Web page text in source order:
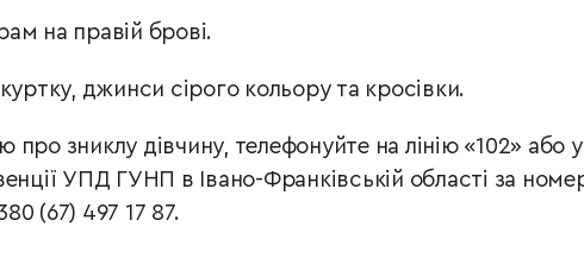
на правій брові.
джинси сірого кольору та кросівки.
зниклу дівчину, телефонуйте на лінію «102» або у
УПД ГУНП в Івано-Франківській області за
(67) 497 17 87.